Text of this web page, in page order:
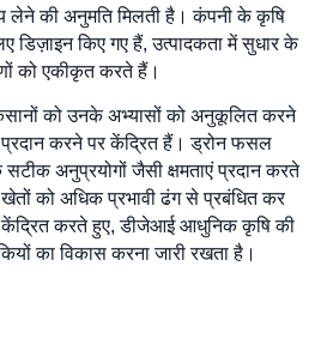
लेने की अनुमति मिलती है। कंपनी के कृषि
डिज़ाइन किए गए हैं, उत्पादकता में सुधार के
को एकीकृत करते हैं।
को उनके अभ्यासों को अनुकूलित करने
करने पर केंद्रित हैं। ड्रोन फसल
अनुप्रयोगों जैसी क्षमताएं प्रदान करते
को अधिक प्रभावी ढंग से प्रबंधित कर
केंद्रित करते हुए, डीजेआई आधुनिक कृषि की
का विकास करना जारी रखता है।